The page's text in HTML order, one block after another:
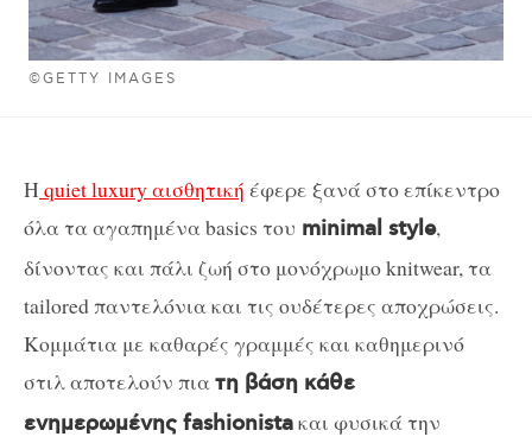
©GETTY IMAGES
H quiet luxury αισθητική έφερε ξανά στο επίκεντρο
όλα τα αγαπημένα basics του minimal style,
δίνοντας και πάλι ζωή στο μονόχρωμο knitwear, τα
tailored παντελόνια και τις ουδέτερες αποχρώσεις.
Κομμάτια με καθαρές γραμμές και καθημερινό
στιλ αποτελούν πιατη βάση κάθε
ενημερωμένης fashionistaκαι φυσικά την